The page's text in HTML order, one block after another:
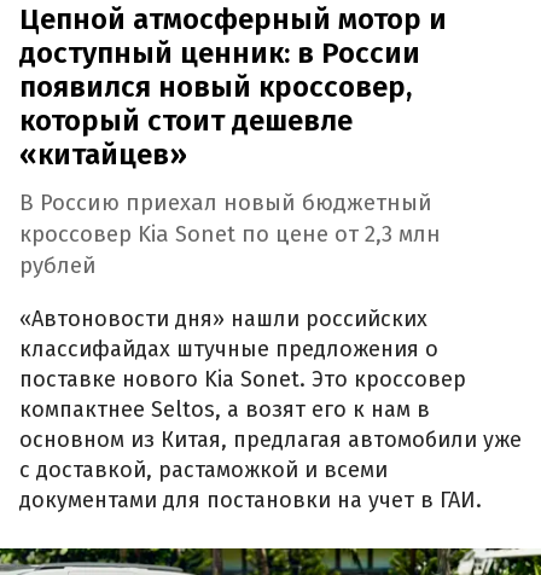
Цепной атмосферный мотор и
доступный ценник: в России
появился новый кроссовер,
который стоит дешевле
«китайцев»
В Россию приехал новый бюджетный
кроссовер Kia Sonet по цене от 2,3 млн
рублей
«Автоновости дня» нашли российских
классифайдах штучные предложения о
поставке нового Kia Sonet. Это кроссовер
компактнее Seltos, а возят его к нам в
основном из Китая, предлагая автомобили уже
с доставкой, растаможкой и всеми
документами для постановки на учет в ГАИ.